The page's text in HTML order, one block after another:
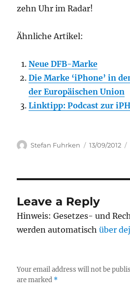
zehn Uhr im Radar!
Ähnliche Artikel:
Neue DFB-Marke
Die Marke ‘iPhone’ in
der Europäischen Union
Linktipp: Podcast zur
Author
Stefan Fuhrken
Posted
13/09/2012
Leave a Reply
Hinweis: Gesetzes- und
werden automatischüber
Your email address will not be
are marked *